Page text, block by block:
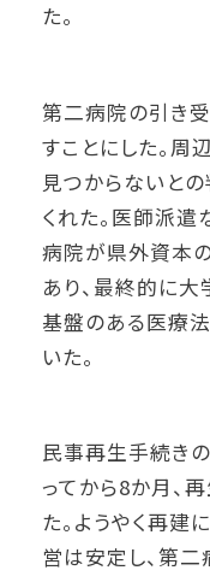
た。
第二病院の引き
すことにした。
見つからないと
くれた。医師派遣
病院が県外資本
あり、最終的に
基盤のある医療
いた。
民事再生手続き
ってから8か月、
た。ようやく再建
営は安定し、第